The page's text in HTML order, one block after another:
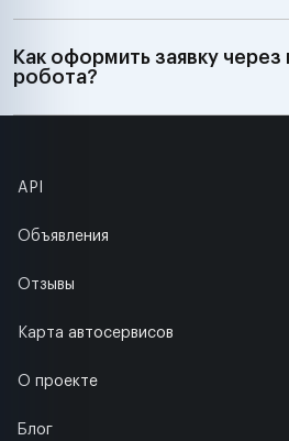
Как оформить заявку через
робота?
API
Объявления
Отзывы
Карта автосервисов
О проекте
Блог